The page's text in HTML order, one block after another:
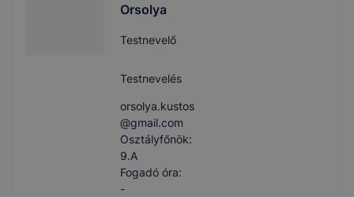
Orsolya
Testnevelő
Testnevelés
orsolya.kustos​
@gmail.com
Osztályfőnök:
9.A
Fogadó óra:
-